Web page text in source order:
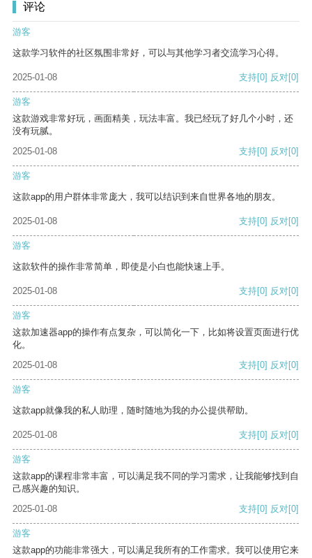
评论
游客
这款学习软件的社区氛围非常好，可以与其他学习者交流学习心得。
2025-01-08 支持[0] 反对[0]
游客
这款游戏非常好玩，画面精美，玩法丰富。我已经玩了好几个小时，还
没有玩腻。
2025-01-08
支持[0] 反对[0]
游客
这款app的用户群体非常庞大，我可以结识到来自世界各地的朋友。
2025-01-08 支持[0] 反对[0]
游客
这款软件的操作非常简单，即使是小白也能快速上手。
2025-01-08 支持[0] 反对[0]
游客
这款加速器app的操作有点复杂，可以简化一下，比如将设置页面进行优
化。
2025-01-08
支持[0] 反对[0]
游客
这款app就像我的私人助理，随时随地为我的办公提供帮助。
2025-01-08 支持[0] 反对[0]
游客
这款app的课程非常丰富，可以满足我不同的学习需求，让我能够找到自
己感兴趣的知识。
2025-01-08
支持[0] 反对[0]
游客
这款app的功能非常强大，可以满足我所有的工作需求。我可以使用它来